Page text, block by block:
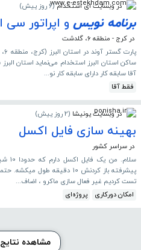
در وبسایت ای استخدام(6 روز پیش )
برنامه نویس و اپراتور
در کرج - منطقه ۶، گلدشت
آقا سابقه کار دارای سابقه کار نو...
فقط آقا
در وبسایت پونیشا (2 روز پیش )
بهینه سازی فایل اکسل
در سراسر کشور
پیشرفته باز کردنش 10 دقیقه
تست کردیم غیر فعال سازی ماکرو ، اضاف...
امکان دورکاری
پروژه‌ای
مشاهده